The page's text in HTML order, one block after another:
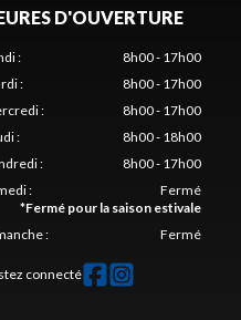
D'OUVERTURE
:
8h00 - 17h00
:
8h00 - 17h00
:
8h00 - 17h00
:
8h00 - 18h00
:
8h00 - 17h00
:
Fermé
*Fermé pour la saison estivale
: Fermé
connecté